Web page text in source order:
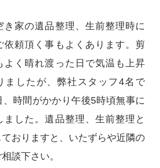
き家の遺品整理、生前整理時に
依頼頂く事もよくあります。剪
よく晴れ渡った日で気温も上昇
ましたが、弊社スタッフ4名で
、時間がかかり午後5時頃無事に
ました。遺品整理、生前整理と
ておりますと、いたずらや近隣の
談下さい。